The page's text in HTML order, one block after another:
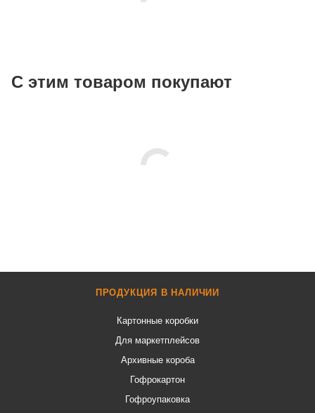
С этим товаром покупают
ПРОДУКЦИЯ В НАЛИЧИИ
Картонные коробки
Для маркетплейсов
Архивные короба
Гофрокартон
Гофроупаковка